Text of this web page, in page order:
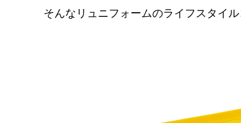
そんなリュニフォームのライフスタイ